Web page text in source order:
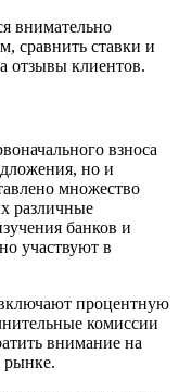
внимательно
сравнить ставки и
отзывы клиентов.
взноса
но и
множество
различные
банков и
участвуют в
процентную
комиссии
внимание на
рынке.